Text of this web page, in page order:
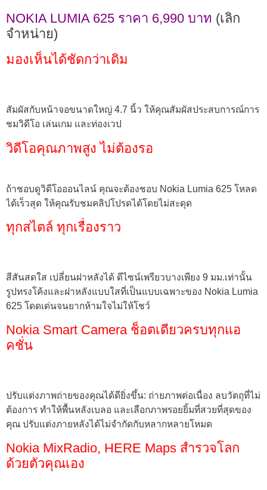
NOKIA LUMIA 625 ราคา 6,990 บาท (เลิก
จำหน่าย)
มองเห็นได้ชัดกว่าเดิม
สัมผัสกับหน้าจอขนาดใหญ่ 4.7 นิ้ว ให้คุณสัมผัสประสบการณ์การ
ชมวิดีโอ เล่นเกม และท่องเวป
วิดีโอคุณภาพสูง ไม่ต้องรอ
ถ้าชอบดูวิดีโอออนไลน์ คุณจะต้องชอบ Nokia Lumia 625 โหลด
ได้เร็วสุด ให้คุณรับชมคลิปโปรดได้โดยไม่สะดุด
ทุกสไตล์ ทุกเรื่องราว
สีสันสดใส เปลี่ยนฝาหลังได้ ดีไซน์เพรียวบางเพียง 9 มม.เท่านั้น
รูปทรงโค้งและฝาหลังแบบใสที่เป็นแบบเฉพาะของ Nokia Lumia
625 โดดเด่นจนยากห้ามใจไม่ให้โชว์
Nokia Smart Camera ช็อตเดียวครบทุกแอ
คชั่น
ปรับแต่งภาพถ่ายของคุณได้ดียิ่งขึ้น: ถ่ายภาพต่อเนื่อง ลบวัตถุที่ไม่
ต้องการ ทำให้พื้นหลังเบลอ และเลือกภาพรอยยิ้มที่สวยที่สุดของ
คุณ ปรับแต่งภายหลังได้ไม่จำกัดกับหลากหลายโหมด
Nokia MixRadio, HERE Maps สำรวจโลก
ด้วยตัวคุณเอง